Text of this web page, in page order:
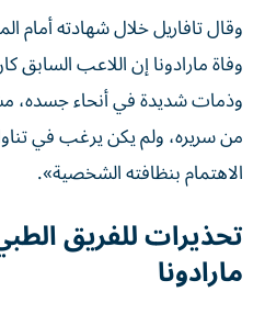
وقال تافاريل خلال شهادته أمام
وفاة مارادونا إن اللاعب
وذمات شديدة في أنحاء جسده،
من سريره، ولم يكن يرغب في
الاهتمام بنظافته الشخصية».
تحذيرات للفريق
مارادونا